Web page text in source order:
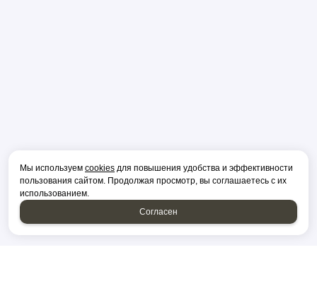
Мы используем cookies для повышения удобства и эффективности
пользования сайтом. Продолжая просмотр, вы соглашаетесь с их
использованием.
Согласен